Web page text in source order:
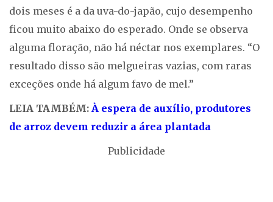
dois meses é a da uva-do-japão, cujo desempenho
ficou muito abaixo do esperado. Onde se observa
alguma floração, não há néctar nos exemplares. “O
resultado disso são melgueiras vazias, com raras
exceções onde há algum favo de mel.”
LEIA TAMBÉM: À espera de auxílio, produtores
de arroz devem reduzir a área plantada
Publicidade